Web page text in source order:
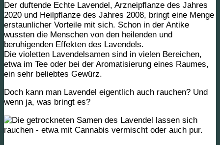
Der duftende Echte Lavendel, Arzneipflanze des Jahres
2020 und Heilpflanze des Jahres 2008, bringt eine Menge
erstaunlicher Vorteile mit sich. Schon in der Antike
wussten die Menschen von den heilenden und
beruhigenden Effekten des Lavendels.
Die violetten Lavendelsamen sind in vielen Bereichen,
etwa im Tee oder bei der Aromatisierung eines Raumes,
ein sehr beliebtes Gewürz.
Doch kann man Lavendel eigentlich auch rauchen? Und
wenn ja, was bringt es?